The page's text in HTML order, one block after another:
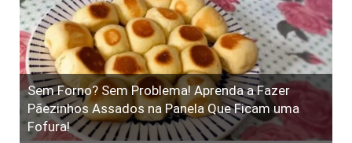
Sem Forno? Sem Problema! Aprenda a Fazer
Pãezinhos Assados na Panela Que Ficam uma
Fofura!